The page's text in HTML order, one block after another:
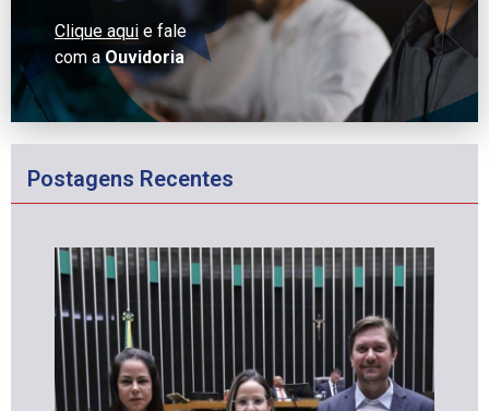
Clique aqui e fale
com aOuvidoria
Postagens Recentes